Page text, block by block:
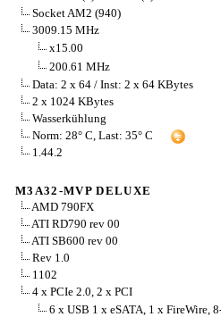
Socket AM2 (940)
3009.15 MHz
x15.00
200.61 MHz
Data: 2 x 64 / Inst: 2 x 64 KBytes
2 x 1024 KBytes
Wasserkühlung
Norm: 28° C, Last: 35° C
1.44.2
M3A32-MVP DELUXE
AMD 790FX
ATI RD790 rev 00
ATI SB600 rev 00
Rev 1.0
1102
4 x PCIe 2.0, 2 x PCI
6 x USB 1 x eSATA, 1 x FireWire,